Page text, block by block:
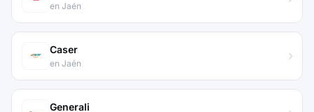
en Jaén
Caser
en Jaén
Generali